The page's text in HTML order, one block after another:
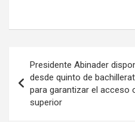
de
entradas
Presidente Abinader
desde quinto de
para garantizar el acceso
superior